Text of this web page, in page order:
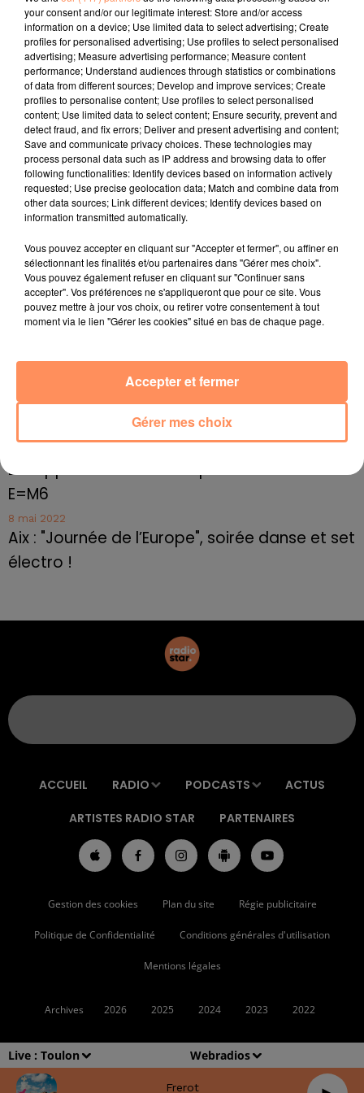
Live : Toulon Webradios
Frerot
l'empereur Alexandre le Grand ?
E.F.
fil actus
4 juillet 2022
Radio Star Live avec Dadju
27 juin 2022
Marseille : une application pour mettre en
relation extras et...
Le cocholed pour jouer à la pétanque
jusqu'au bout de la nuit !
10 mai 2022
Toulon : des quais électrifiés pour 2023 !
Cassis organise sa traditionnelle "Fête du vin"
Marseille : appel à témoins pour retrouver
Le rappeur marseillais Soprano invité de
E=M6
8 mai 2022
Aix : "Journée de l’Europe", soirée danse et set
électro !
ACCUEIL RADIO PODCASTS ACTUS
ARTISTES RADIO STAR PARTENAIRES
Gestion des cookies Plan du site Régie publicitaire
Politique de Confidentialité Conditions générales d'utilisation
Mentions légales
Archives 2026 2025 2024 2023 2022
your consent and/or our legitimate interest: Store and/or access
information on a device; Use limited data to select advertising; Create
profiles for personalised advertising; Use profiles to select personalised
advertising; Measure advertising performance; Measure content
performance; Understand audiences through statistics or combinations
of data from different sources; Develop and improve services; Create
profiles to personalise content; Use profiles to select personalised
content; Use limited data to select content; Ensure security, prevent and
detect fraud, and fix errors; Deliver and present advertising and content;
Save and communicate privacy choices. These technologies may
process personal data such as IP address and browsing data to offer
following functionalities: Identify devices based on information actively
requested; Use precise geolocation data; Match and combine data from
other data sources; Link different devices; Identify devices based on
information transmitted automatically.
Vous pouvez accepter en cliquant sur "Accepter et fermer", ou affiner en
sélectionnant les finalités et/ou partenaires dans "Gérer mes choix".
Vous pouvez également refuser en cliquant sur "Continuer sans
accepter". Vos préférences ne s'appliqueront que pour ce site. Vous
pouvez mettre à jour vos choix, ou retirer votre consentement à tout
moment via le lien "Gérer les cookies" situé en bas de chaque page.
Gérer mes choix
Accepter et fermer